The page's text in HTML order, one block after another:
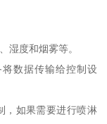
湿度和烟雾等。
数据传输给控制设
，如果需要进行喷淋